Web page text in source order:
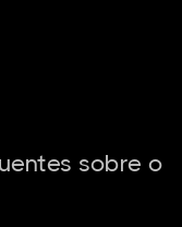
sobre o